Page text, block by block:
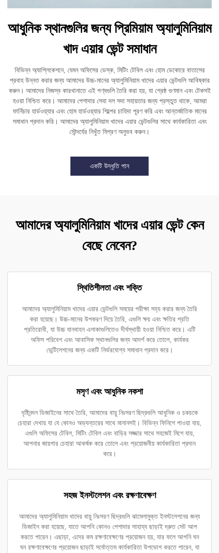
আধুনিক স্থানগুলির জন্য প্রিমিয়াম অ্যালুমিনিয়াম
খাদ এয়ার ভেন্ট সমাধান
বিভিন্ন অ্যাপ্লিকেশনে, যেমন অফিসের ডেস্ক, মিটিং টেবিল এবং হোম ডেকোরে বাতাসের
প্রবাহ উন্নত করার জন্য আমাদের উচ্চ-মানের অ্যালুমিনিয়াম খাদের এয়ার ভেন্টগুলি আবিষ্কার
করুন। আমাদের নিজস্ব কারখানাতে এই পণ্যগুলি তৈরি করা হয়, যা শ্রেষ্ঠ গুণমান এবং টেকসই
হওয়া নিশ্চিত করে। আমাদের পেশাদার সেবা দল সদা সহায়তার জন্য প্রস্তুত থাকে, আমরা
ফার্নিচার হার্ডওয়্যার এবং হোম হার্ডওয়্যার শিল্পের চাহিদা পূরণ করি এবং আন্তর্জাতিক মানের
সমাধান প্রদান করি। আমাদের অ্যালুমিনিয়াম খাদের এয়ার ভেন্টগুলির সাথে কার্যকারিতা এবং
সৌন্দর্যের নিখুঁত মিশ্রণ অনুভব করুন।
একটি উদ্ধৃতি পান
আমাদের অ্যালুমিনিয়াম খাদের এয়ার ভেন্ট কেন
বেছে নেবেন?
স্থিতিশীলতা এবং শক্তি
আমাদের অ্যালুমিনিয়াম খাদের এয়ার ভেন্টগুলি সময়ের পরীক্ষা সহ্য করার জন্য তৈরি
করা হয়েছে। উচ্চ-মানের উপকরণ দিয়ে তৈরি, এগুলি ক্ষয় এবং ক্ষতির প্রতি
প্রতিরোধী, যা উচ্চ যানবাহন এলাকাগুলিতেও দীর্ঘস্থায়ী হওয়া নিশ্চিত করে। এটি
অফিস পরিবেশ এবং আবাসিক স্থানগুলির জন্য আদর্শ করে তোলে, কার্যকর
ভেন্টিলেশনের জন্য একটি নির্ভরযোগ্য সমাধান প্রদান করে।
মসৃণ এবং আধুনিক নকশা
দৃষ্টিনন্দন ডিজাইনের সাথে তৈরি, আমাদের বায়ু নিঃসরণ ছিদ্রগুলি আধুনিক ও চকচকে
চেহারা দেখায় যা যে কোনও অভ্যন্তরের সাথে মানানসই। বিভিন্ন ফিনিশে পাওয়া যায়,
এগুলি অফিসের টেবিল, মিটিং টেবিল এবং বাড়ির সজ্জার সাথে সহজেই মিশে যায়,
আপনার জায়গার চেহারা আকর্ষক করে তোলে এবং প্রয়োজনীয় কার্যকারিতা প্রদান
করে।
সহজ ইনস্টলেশন এবং রক্ষণাবেক্ষণ
আমাদের অ্যালুমিনিয়াম খাদের বায়ু নিঃসরণ ছিদ্রগুলি ঝামেলামুক্ত ইনস্টলেশনের জন্য
ডিজাইন করা হয়েছে, যাতে আপনি কোনও পেশাদার সাহায্য ছাড়াই দ্রুত সেট আপ
করতে পারেন। এছাড়া, এদের কম রক্ষণাবেক্ষণের প্রয়োজন হয়, যার ফলে আপনি ঘন
ঘন রক্ষণাবেক্ষণের প্রয়োজন ছাড়াই সর্বোত্তম কার্যকারিতা উপভোগ করতে পারেন, যা